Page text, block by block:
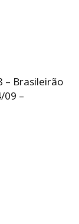
– Brasileirão
09 –